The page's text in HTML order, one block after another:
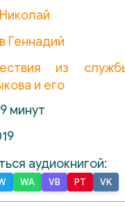
Геннадий
из
и его
минут
аудиокнигой:
WA VB PT VK